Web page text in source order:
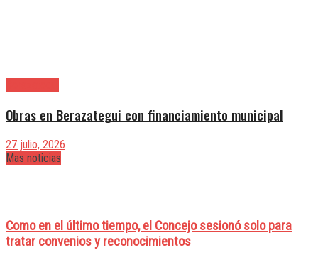
Obras en Berazategui con financiamiento municipal
27 julio, 2026
Mas noticias
Como en el último tiempo, el Concejo sesionó solo para
tratar convenios y reconocimientos